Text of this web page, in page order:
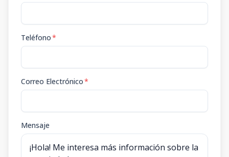
Teléfono*
Correo Electrónico*
Mensaje